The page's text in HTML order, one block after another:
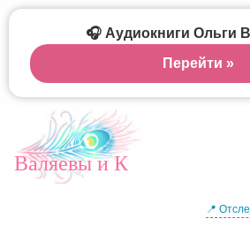
Валяевы и К
📍
🎧 Аудиокниги Ольги
Перейти »